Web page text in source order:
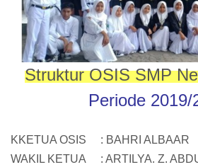
Struktur OSIS SMP
Periode 2019/
KKETUA OSIS : BAHRI ALBAAR
WAKIL KETUA : ARTILYA. Z.